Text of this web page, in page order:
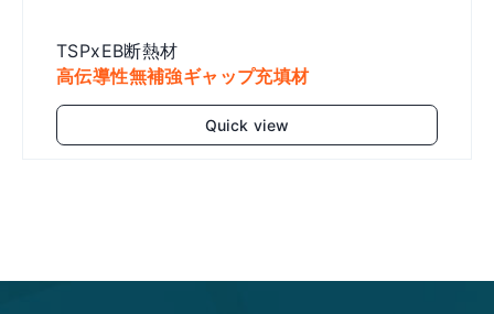
TSPxEB断熱材
高伝導性無補強ギャップ充填材
Quick view